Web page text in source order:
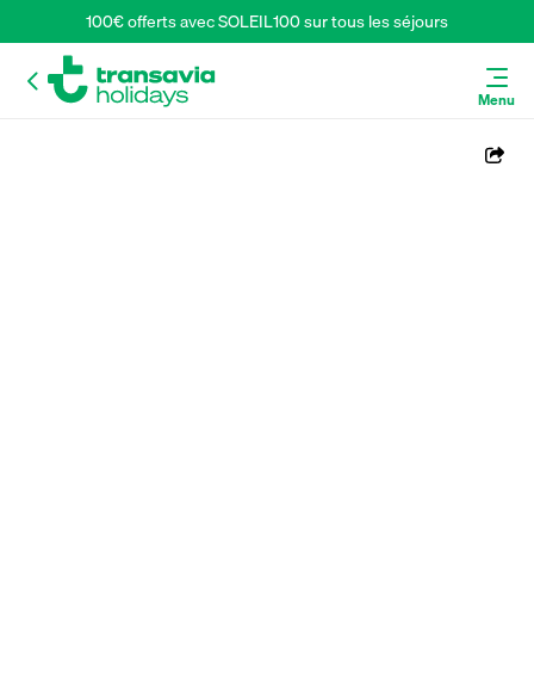
100€ offerts avec SOLEIL100 sur tous les séjours
Menu